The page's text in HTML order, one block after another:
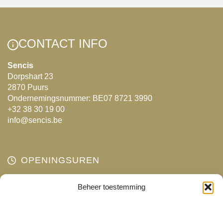
Beheer toestemming
optie
de
productpagina
CONTACT INFO
Sencis
Dorpshart 23
2870 Puurs
Ondernemingsnummer: BE07 8721 3990
+32 38 30 19 00
info@sencis.be
OPENINGSUREN
Gesloten